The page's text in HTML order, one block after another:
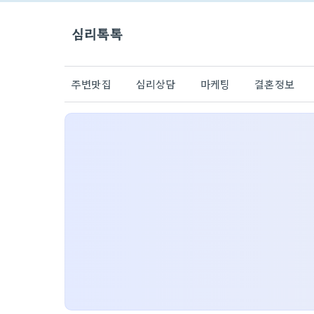
심리톡톡
주변맛집 심리상담 마케팅 결혼정보